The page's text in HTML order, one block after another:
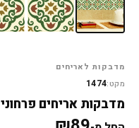
מדבקות לאריחים
מקט:1474
מדבקות אריחים פרחוני